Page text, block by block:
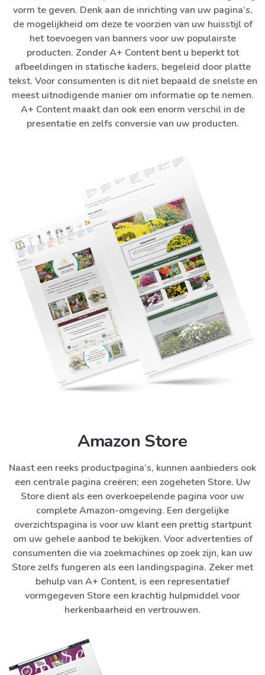
vorm te geven. Denk aan de inrichting van uw pagina’s,
de mogelijkheid om deze te voorzien van uw huisstijl of
het toevoegen van banners voor uw populairste
producten. Zonder A+ Content bent u beperkt tot
afbeeldingen in statische kaders, begeleid door platte
tekst. Voor consumenten is dit niet bepaald de snelste en
meest uitnodigende manier om informatie op te nemen.
A+ Content maakt dan ook een enorm verschil in de
presentatie en zelfs conversie van uw producten.
Amazon Store
Naast een reeks productpagina’s, kunnen aanbieders ook
een centrale pagina creëren; een zogeheten Store. Uw
Store dient als een overkoepelende pagina voor uw
complete Amazon-omgeving. Een dergelijke
overzichtspagina is voor uw klant een prettig startpunt
om uw gehele aanbod te bekijken. Voor advertenties of
consumenten die via zoekmachines op zoek zijn, kan uw
Store zelfs fungeren als een landingspagina. Zeker met
behulp van A+ Content, is een representatief
vormgegeven Store een krachtig hulpmiddel voor
herkenbaarheid en vertrouwen.